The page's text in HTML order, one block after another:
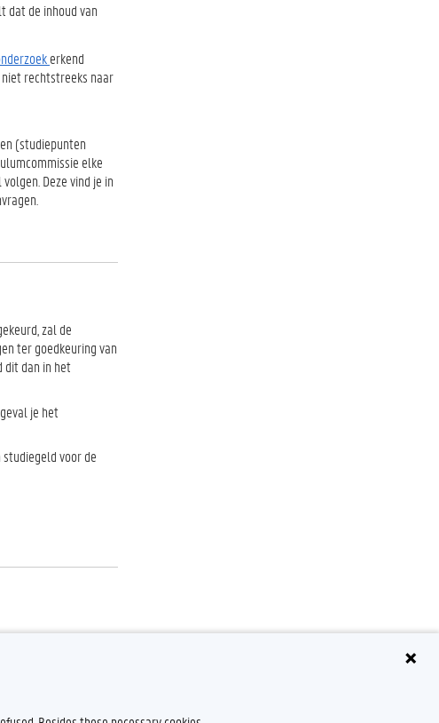
dat de inhoud van
erkend
niet rechtstreeks naar
(studiepunten
elke
Deze vind je in
zal de
ter goedkeuring van
dit dan in het
je het
voor de